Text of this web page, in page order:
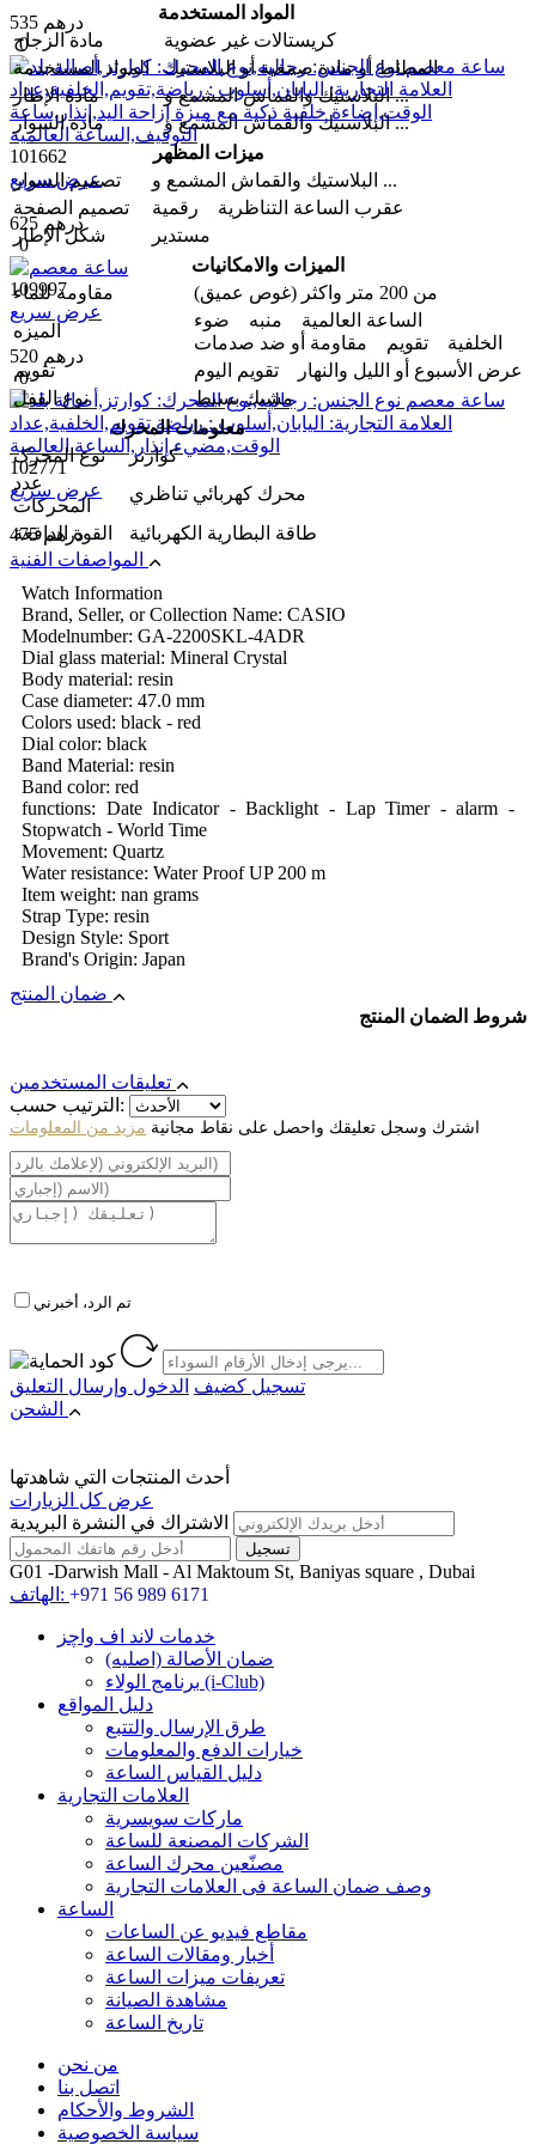
535 درهم
0
101662
عرض سريع
625 درهم
0
109997
عرض سريع
520 درهم
0
102771
عرض سريع
475 درهم
المواد المستخدمة
مادة الزجاج
كريستالات غير عضوية
المواد المستخدمة
المطاط أو مادة صمغية أو البلاستيك
مادة الإطار
البلاستيك والقماش المشمع و ...
مادة السوار
البلاستيك والقماش المشمع و ...
ميزات المظهر
تصمیم السوار
البلاستيك والقماش المشمع و ...
تصميم الصفحة
عقرب الساعة التناظرية رقمية
شكل الإطار
مستدير
الميزات والامکانیات
مقاومة للماء
من 200 متر واکثر (غوص عميق)
المیزه
الساعة العالمية منبه ضوء
الخلفية تقويم مقاومة أو ضد صدمات
تقويم
عرض الأسبوع أو الليل والنهار تقویم الیوم
نوع القفل
مشبك بسيط
معلومات المحرك
نوع المحرک
كوارتز
عدد
المحركات
محرك كهربائي تناظري
القوة الدافعة
طاقة البطارية الكهربائية
Watch Information
Brand, Seller, or Collection Name: CASIO
Modelnumber: GA-2200SKL-4ADR
Dial glass material: Mineral Crystal
Body material: resin
Case diameter: 47.0 mm
Colors used: black - red
Dial color: black
Band Material: resin
Band color: red
functions: Date Indicator - Backlight - Lap Timer - alarm -
Stopwatch - World Time
Movement: Quartz
Water resistance: Water Proof UP 200 m
Item weight: nan grams
Strap Type: resin
Design Style: Sport
Brand's Origin: Japan
شروط الضمان المنتج
الترتيب حسب:
اشترك وسجل تعليقك واحصل على نقاط مجانية مزيد من المعلومات
تم الرد، أخبرني
تسجيل كضيف الدخول وإرسال التعليق
أحدث المنتجات التي شاهدتها
عرض كل الزيارات
الاشتراك في النشرة البريدية
G01 -Darwish Mall - Al Maktoum St, Baniyas square , Dubai
الهاتف: +971 56 989 6171
خدمات لاند اف واچز
ضمان الأصالة (اصلیه)
برنامج الولاء (i-Club)
دليل المواقع
طرق الإرسال والتتبع
خيارات الدفع والمعلومات
دليل القياس الساعة
العلامات التجارية
ماركات سويسرية
الشركات المصنعة للساعة
مصنّعين محرك الساعة
وصف ضمان الساعة فی العلامات التجارية
الساعة
مقاطع فيديو عن الساعات
أخبار ومقالات الساعة
تعريفات ميزات الساعة
مشاهدة الصيانة
تاريخ الساعة
من نحن
اتصل بنا
الشروط والأحكام
سياسة الخصوصية